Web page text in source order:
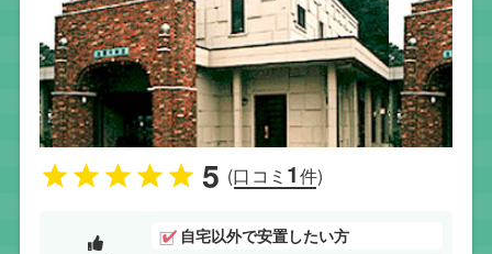
5 (口コミ 1件)
自宅以外で安置したい方